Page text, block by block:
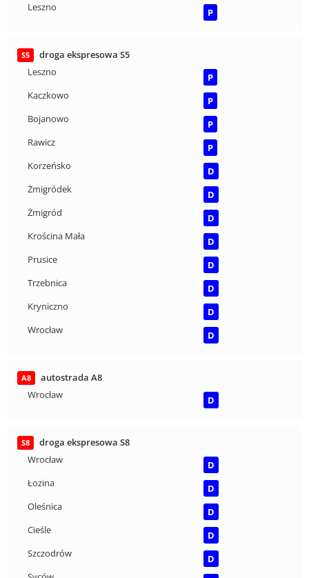
Leszno
P
S5
droga ekspresowa S5
Leszno
P
Kaczkowo
P
Bojanowo
P
Rawicz
P
Korzeńsko
D
Żmigródek
D
Żmigród
D
Krościna Mała
D
Prusice
D
Trzebnica
D
Kryniczno
D
Wrocław
D
A8
autostrada A8
Wrocław
D
S8
droga ekspresowa S8
Wrocław
D
Łozina
D
Oleśnica
D
Cieśle
D
Szczodrów
D